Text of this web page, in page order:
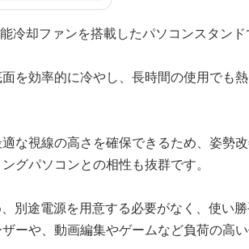
冷却ファンを搭載したパソコンスタンド
を効率的に冷やし、長時間の使用でも
な視線の高さを確保できるため、姿勢改
グパソコンとの相性も抜群です。
別途電源を用意する必要がなく、使い勝
ーや、動画編集やゲームなど負荷の高